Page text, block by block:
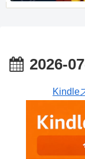
2026-
Kindle